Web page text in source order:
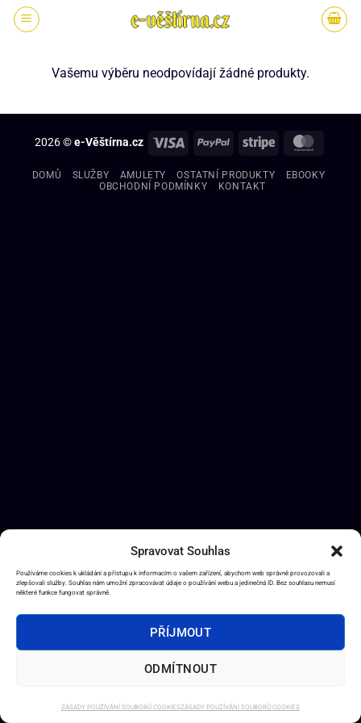
Spravovat Souhlas
Používáme cookies k ukládání a přístupu k informacím o vašem zařízení, abychom web správně provozovali a
zlepšovali služby. Souhlas nám umožní zpracovávat údaje o používání webu a jedinečná ID. Bez souhlasu nemusí
některé funkce fungovat správně.
PŘÍJMOUT
ODMÍTNOUT
ZÁSADY POUŽÍVÁNÍ SOUBORŮ COOKIESZÁSADY POUŽÍVÁNÍ SOUBORŮ COOKIES
Vašemu výběru neodpovídají žádné produkty.
2026 ©e-Věštírna.cz
DOMŮ SLUŽBY AMULETY OSTATNÍ PRODUKTY
EBOOKY
OBCHODNÍ PODMÍNKY
KONTAKT